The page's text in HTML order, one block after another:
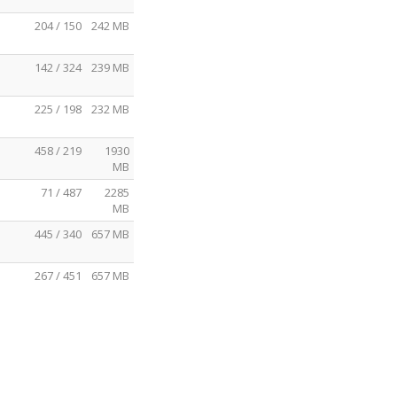
204 / 150 242 MB
142 / 324 239 MB
225 / 198 232 MB
458 / 219
1930
MB
71 / 487
2285
MB
445 / 340
657 MB
267 / 451 657 MB